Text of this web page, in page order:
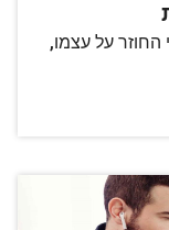
החוזר על עצמו,